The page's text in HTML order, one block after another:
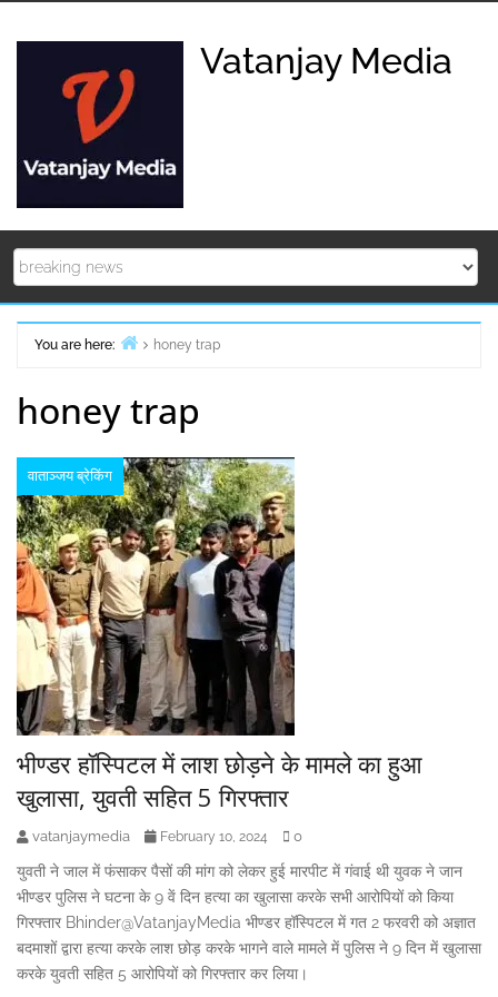
Vatanjay Media
You are here:
honey trap
honey trap
वाताञ्जय ब्रेकिंग
भीण्डर हॉस्पिटल में लाश छोड़ने के मामले का हुआ
खुलासा, युवती सहित 5 गिरफ्तार
vatanjaymedia February 10, 2024 0
युवती ने जाल में फंसाकर पैसों की मांग को लेकर हुई मारपीट में गंवाई थी युवक ने जान
भीण्डर पुलिस ने घटना के 9 वें दिन हत्या का खुलासा करके सभी आरोपियों को किया
गिरफ्तार Bhinder@VatanjayMedia भीण्डर हॉस्पिटल में गत 2 फरवरी को अज्ञात
बदमाशों द्वारा हत्या करके लाश छोड़ करके भागने वाले मामले में पुलिस ने 9 दिन में खुलासा
करके युवती सहित 5 आरोपियों को गिरफ्तार कर लिया।